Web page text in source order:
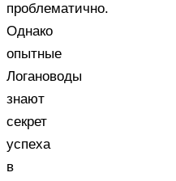
проблематично.
Однако
опытные
Логановоды
знают
секрет
успеха
в